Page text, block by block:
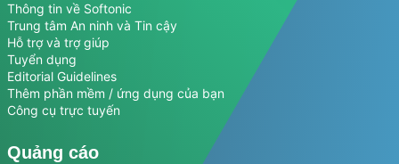
Thông tin về Softonic
Trung tâm An ninh và Tin cậy
Hỗ trợ và trợ giúp
Tuyển dụng
Editorial Guidelines
Thêm phần mềm / ứng dụng của bạn
Công cụ trực tuyến
Quảng cáo